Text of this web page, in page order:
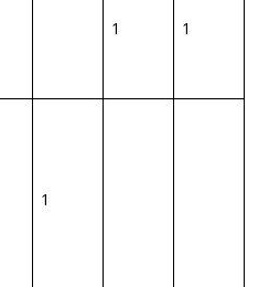
1 1
1